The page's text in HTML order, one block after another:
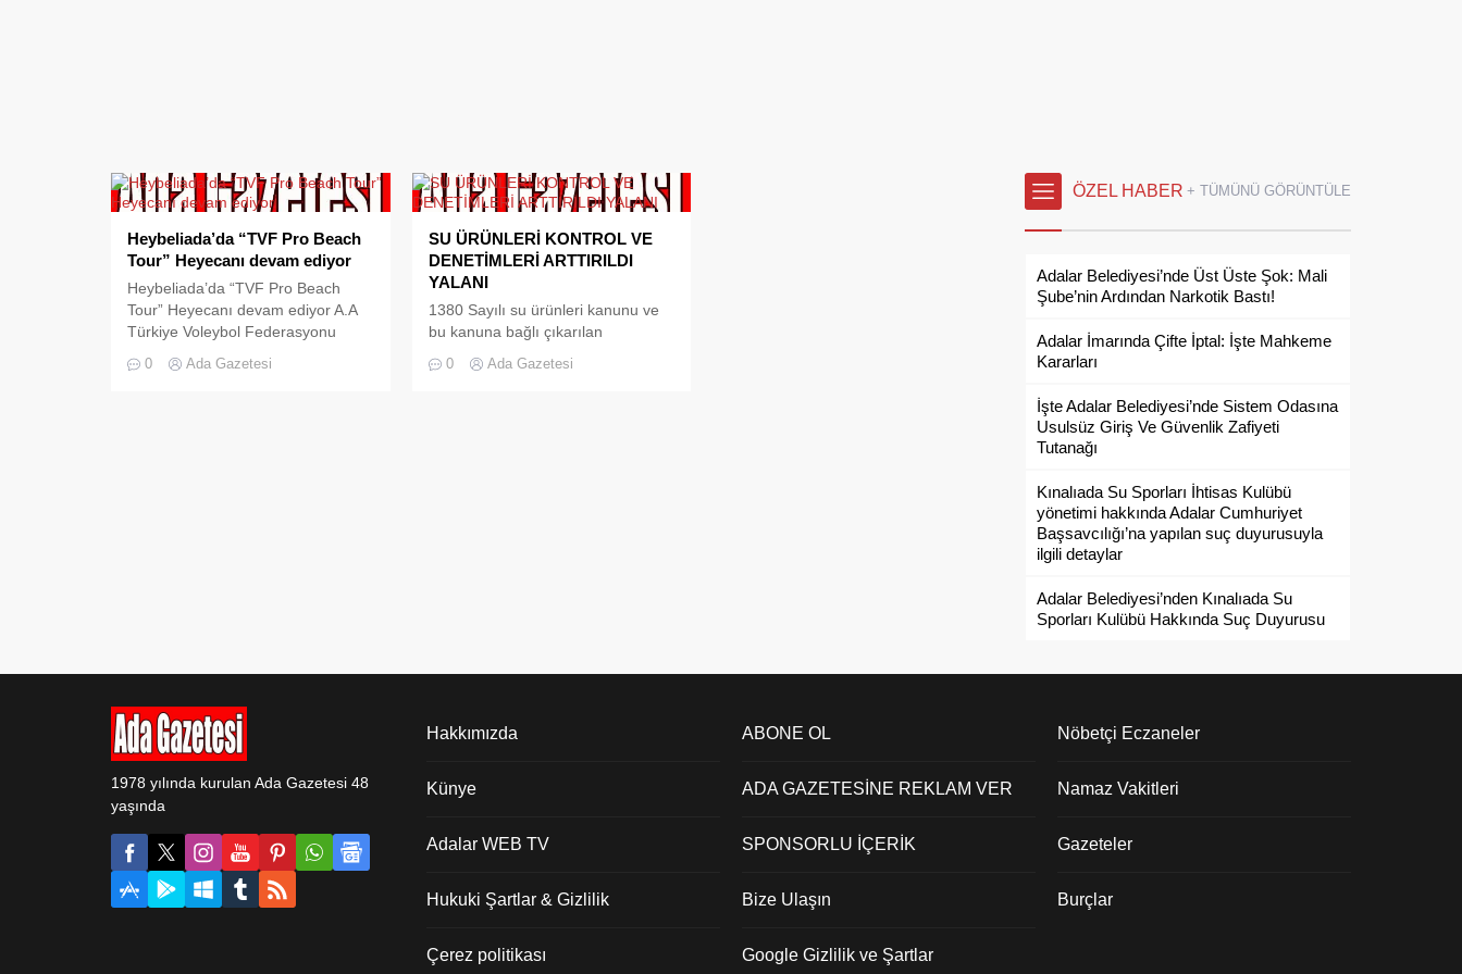
Heybeliada’da “TVF Pro Beach
Tour” Heyecanı devam ediyor
Heybeliada’da “TVF Pro Beach
Tour” Heyecanı devam ediyor A.A
Türkiye Voleybol Federasyonu
Pro Beach Tour’un Heybeliada
0 Ada Gazetesi
SU ÜRÜNLERİ KONTROL VE
DENETİMLERİ ARTTIRILDI
YALANI
1380 Sayılı su ürünleri kanunu ve
bu kanuna bağlı çıkarılan
talimatları doğrultusunda su
0 Ada Gazetesi
ÖZEL HABER + TÜMÜNÜ GÖRÜNTÜLE
Adalar Belediyesi’nde Üst Üste Şok: Mali
Şube’nin Ardından Narkotik Bastı!
Adalar İmarında Çifte İptal: İşte Mahkeme
Kararları
İşte Adalar Belediyesi’nde Sistem Odasına
Usulsüz Giriş Ve Güvenlik Zafiyeti
Tutanağı
Kınalıada Su Sporları İhtisas Kulübü
yönetimi hakkında Adalar Cumhuriyet
Başsavcılığı’na yapılan suç duyurusuyla
ilgili detaylar
Adalar Belediyesi’nden Kınalıada Su
Sporları Kulübü Hakkında Suç Duyurusu
1978 yılında kurulan Ada Gazetesi 48
yaşında
Hakkımızda
Künye
Adalar WEB TV
Hukuki Şartlar & Gizlilik
Çerez politikası
ABONE OL
ADA GAZETESİNE REKLAM VER
SPONSORLU İÇERİK
Bize Ulaşın
Google Gizlilik ve Şartlar
Nöbetçi Eczaneler
Namaz Vakitleri
Gazeteler
Burçlar